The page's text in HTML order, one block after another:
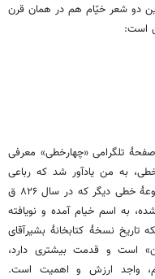
دو شعر خیّام هم در همان قرن
است:
تلگرامی «چهارخطی» معرفی
به من یادآور شد که رباعی
مورد اشاره، در نیمۀ اول قرن نهم در یک مجموعۀ خطی دیگر که در سال ۸۲۶ ق
به اسم خیام آمده و نویافته
نسخۀ کتابخانۀ بشیرآقای
کرمان» است و قدمت بیشتری دارد،
واجد ارزش و اهمیت است.